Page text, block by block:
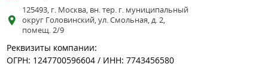
125493, г. Москва, вн. тер. г. муниципальный
округ Головинский, ул. Смольная, д. 2,
помещ. 2/9
Реквизиты компании:
ОГРН: 1247700596604 / ИНН: 7743456580